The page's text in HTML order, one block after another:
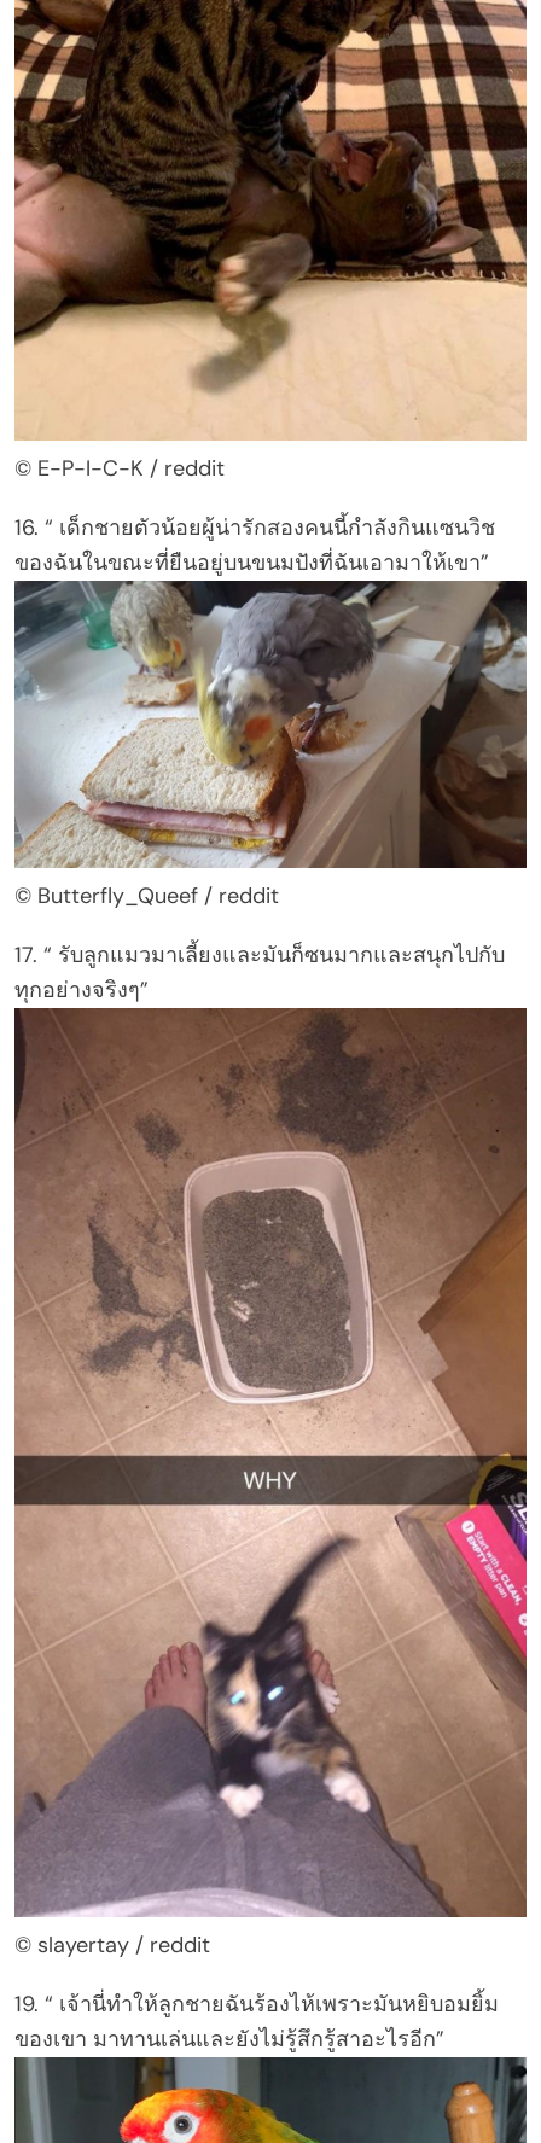
© E-P-I-C-K / reddit
16. “ เด็กชายตัวน้อยผู้น่ารักสองคนนี้กำลังกินแซนวิช
ของฉันในขณะที่ยืนอยู่บนขนมปังที่ฉันเอามาให้เขา”
© Butterfly_Queef / reddit
17. “ รับลูกแมวมาเลี้ยงและมันก็ซนมากและสนุกไปกับ
ทุกอย่างจริงๆ”
© slayertay / reddit
19. “ เจ้านี่ทำให้ลูกชายฉันร้องไห้เพราะมันหยิบอมยิ้ม
ของเขา มาทานเล่นและยังไม่รู้สึกรู้สาอะไรอีก”